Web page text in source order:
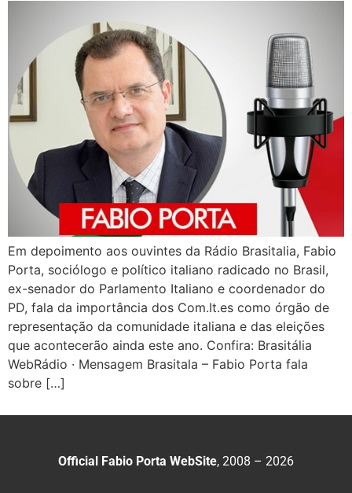
Em depoimento aos ouvintes da Rádio Brasitalia, Fabio
Porta, sociólogo e político italiano radicado no Brasil,
ex-senador do Parlamento Italiano e coordenador do
PD, fala da importância dos Com.It.es como órgão de
representação da comunidade italiana e das eleições
que acontecerão ainda este ano. Confira: Brasitália
WebRádio · Mensagem Brasitala – Fabio Porta fala
sobre […]
Official Fabio Porta WebSite, 2008 – 2026